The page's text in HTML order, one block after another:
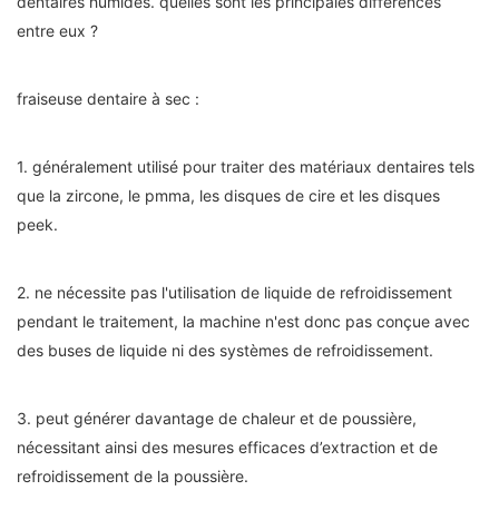
entre eux ?
fraiseuse dentaire à sec :
1. généralement utilisé pour traiter des matériaux dentaires tels
que la zircone, le pmma, les disques de cire et les disques
peek.
2. ne nécessite pas l'utilisation de liquide de refroidissement
pendant le traitement, la machine n'est donc pas conçue avec
des buses de liquide ni des systèmes de refroidissement.
3. peut générer davantage de chaleur et de poussière,
nécessitant ainsi des mesures efficaces d’extraction et de
refroidissement de la poussière.